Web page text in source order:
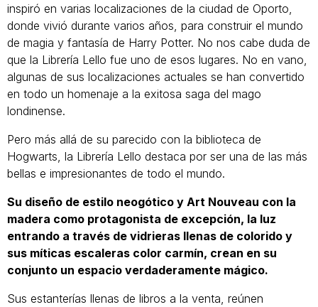
inspiró en varias localizaciones de la ciudad de Oporto,
donde vivió durante varios años, para construir el mundo
de magia y fantasía de Harry Potter. No nos cabe duda de
que la Librería Lello fue uno de esos lugares. No en vano,
algunas de sus localizaciones actuales se han convertido
en todo un homenaje a la exitosa saga del mago
londinense.
Pero más allá de su parecido con la biblioteca de
Hogwarts, la Librería Lello destaca por ser una de las más
bellas e impresionantes de todo el mundo.
Su diseño de estilo neogótico y Art Nouveau con la
madera como protagonista de excepción, la luz
entrando a través de vidrieras llenas de colorido y
sus míticas escaleras color carmín, crean en su
conjunto un espacio verdaderamente mágico.
Sus estanterías llenas de libros a la venta, reúnen